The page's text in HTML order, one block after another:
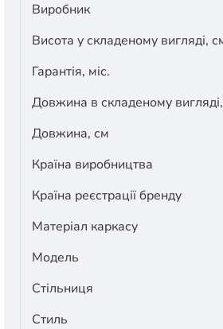
Виробник
Висота у складеному вигляді,
Гарантія, міс.
Довжина в складеному
Довжина, см
Країна виробництва
Країна реєстрації бренду
Матеріал каркасу
Модель
Стільниця
Стиль